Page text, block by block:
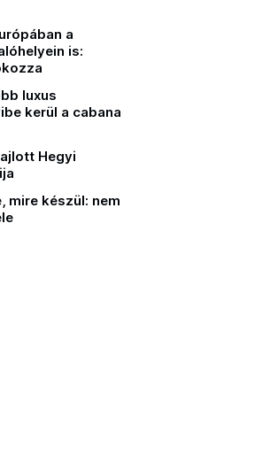
a
is:
luxus
kerül a cabana
Hegyi
mire készül: nem